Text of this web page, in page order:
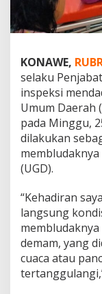
KONAWE,
selaku
inspeksi
Umum Daerah
pada Minggu,
dilakukan
(UGD).
“Kehadiran
langsung
demam, yang
cuaca atau